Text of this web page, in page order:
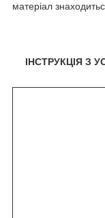
матеріал
ІНСТРУКЦІЯ З